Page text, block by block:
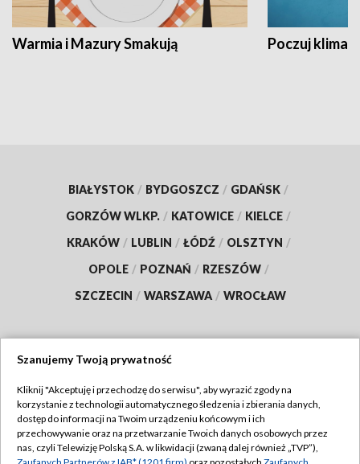
Warmia i Mazury Smakują Poczuj klimat
BIAŁYSTOK / BYDGOSZCZ / GDAŃSK /
GORZÓW WLKP. / KATOWICE / KIELCE /
KRAKÓW / LUBLIN / ŁÓDŹ / OLSZTYN /
OPOLE / POZNAŃ / RZESZÓW /
SZCZECIN / WARSZAWA / WROCŁAW
TVP
Abonament TVP
Emisja w TVP
Regulamin TVP
Szanujemy Twoją prywatność
Kliknij "Akceptuję i przechodzę do serwisu", aby wyrazić zgody na
korzystanie z technologii automatycznego śledzenia i zbierania danych,
dostęp do informacji na Twoim urządzeniu końcowym i ich
przechowywanie oraz na przetwarzanie Twoich danych osobowych przez
nas, czyli Telewizję Polską S.A. w likwidacji (zwaną dalej również „TVP”),